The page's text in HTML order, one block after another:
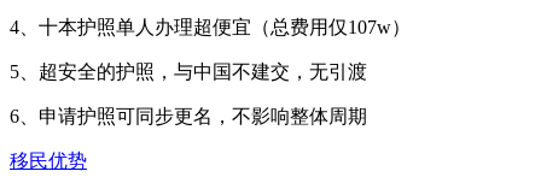
4、十本护照单人办理超便宜（总费用仅107w）
5、超安全的护照，与中国不建交，无引渡
6、申请护照可同步更名，不影响整体周期
移民优势